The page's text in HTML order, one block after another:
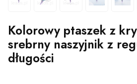
Kolorowy ptaszek z
srebrny naszyjnik z
długości